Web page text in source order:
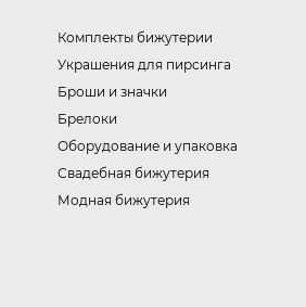
Комплекты бижутерии
Украшения для пирсинга
Броши и значки
Брелоки
Оборудование и упаковка
Свадебная бижутерия
Модная бижутерия